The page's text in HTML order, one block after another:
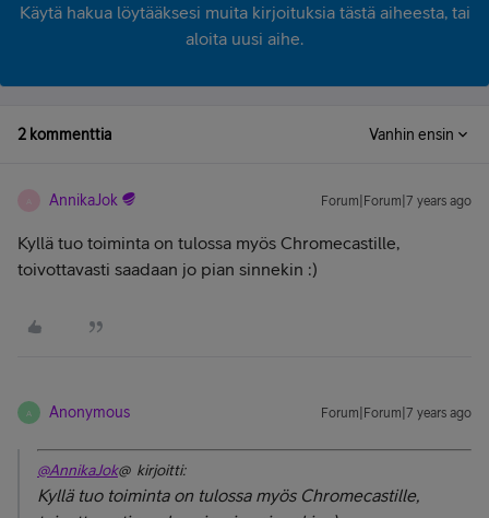
Käytä hakua löytääksesi muita kirjoituksia tästä aiheesta, tai
aloita uusi aihe.
2 kommenttia Vanhin ensin
AnnikaJok Forum|Forum|7 years ago
Kyllä tuo toiminta on tulossa myös Chromecastille,
toivottavasti saadaan jo pian sinnekin :)
A Anonymous Forum|Forum|7 years ago
@AnnikaJok@ kirjoitti:
Kyllä tuo toiminta on tulossa myös Chromecastille,